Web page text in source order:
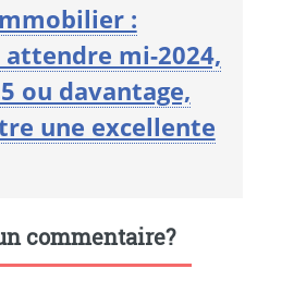
:
mi-2024,
ou davantage,
une excellente
commentaire?